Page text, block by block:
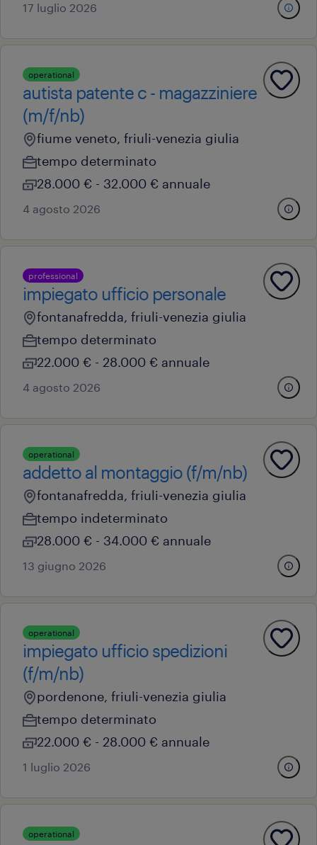
17 luglio 2026
operational
autista patente c - magazziniere
(m/f/nb)
fiume veneto, friuli-venezia giulia
tempo determinato
28.000 € - 32.000 € annuale
4 agosto 2026
professional
impiegato ufficio personale
fontanafredda, friuli-venezia giulia
tempo determinato
22.000 € - 28.000 € annuale
4 agosto 2026
operational
addetto al montaggio (f/m/nb)
fontanafredda, friuli-venezia giulia
tempo indeterminato
28.000 € - 34.000 € annuale
13 giugno 2026
operational
impiegato ufficio spedizioni
(f/m/nb)
pordenone, friuli-venezia giulia
tempo determinato
22.000 € - 28.000 € annuale
1 luglio 2026
operational